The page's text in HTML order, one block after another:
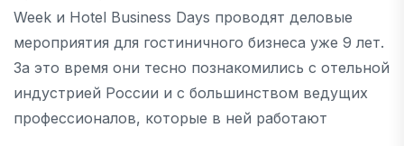
Week и Hotel Business Days проводят деловые
мероприятия для гостиничного бизнеса уже 9 лет.
За это время они тесно познакомились с отельной
индустрией России и с большинством ведущих
профессионалов, которые в ней работают